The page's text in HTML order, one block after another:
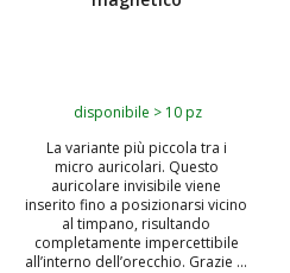
disponibile > 10 pz
La variante più piccola tra i
micro auricolari. Questo
auricolare invisibile viene
inserito fino a posizionarsi vicino
al timpano, risultando
completamente impercettibile
all’interno dell’orecchio. Grazie ...